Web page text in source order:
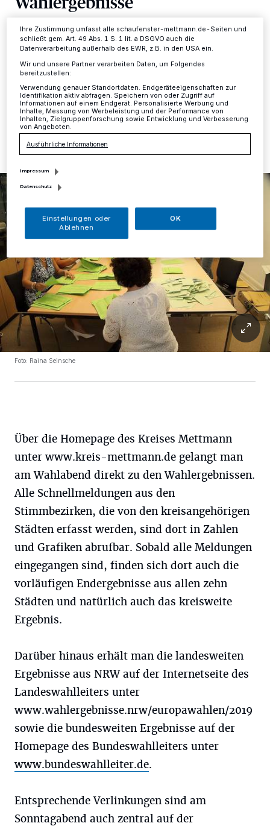
Mettmann·Wer wissen will, wie die Bürgerinnen und
Bürger im Kreis bei der Europawahl am 26. Mai gewählt
Wahlergebnisse im Internet verfolgen.
23.05.2019 , 12:16 Uhr Eine Minute Lesezeit
Foto: Raina Seinsche
Über die Homepage des Kreises Mettmann
unter www.kreis-mettmann.de gelangt man
am Wahlabend direkt zu den Wahlergebnissen.
Alle Schnellmeldungen aus den
Stimmbezirken, die von den kreisangehörigen
Städten erfasst werden, sind dort in Zahlen
und Grafiken abrufbar. Sobald alle Meldungen
eingegangen sind, finden sich dort auch die
vorläufigen Endergebnisse aus allen zehn
Städten und natürlich auch das kreisweite
Ergebnis.
Darüber hinaus erhält man die landesweiten
Ergebnisse aus NRW auf der Internetseite des
Landeswahlleiters unter
www.wahlergebnisse.nrw/europawahlen/2019
sowie die bundesweiten Ergebnisse auf der
Homepage des Bundeswahlleiters unter
www.bundeswahlleiter.de.
Entsprechende Verlinkungen sind am
Sonntagabend auch zentral auf der
Ihre Einstellungen gelten innerhalb unseres Website. Weitere
Informationen finden Sie in unserer Datenschutzerklärung.
Ihre Zustimmung umfasst alle schaufenster-mettmann.de-Seiten und
schließt gem. Art. 49 Abs. 1 S. 1 lit. a DSGVO auch die
Datenverarbeitung außerhalb des EWR, z.B. in den USA ein.
Wir und unsere Partner verarbeiten Daten, um Folgendes
bereitzustellen:
Verwendung genauer Standortdaten. Endgeräteeigenschaften zur
Identifikation aktiv abfragen. Speichern von oder Zugriff auf
Informationen auf einem Endgerät. Personalisierte Werbung und
Inhalte, Messung von Werbeleistung und der Performance von
Inhalten, Zielgruppenforschung sowie Entwicklung und Verbesserung
von Angeboten.
Ausführliche Informationen
Impressum
Datenschutz
Einstellungen oder
Ablehnen
OK